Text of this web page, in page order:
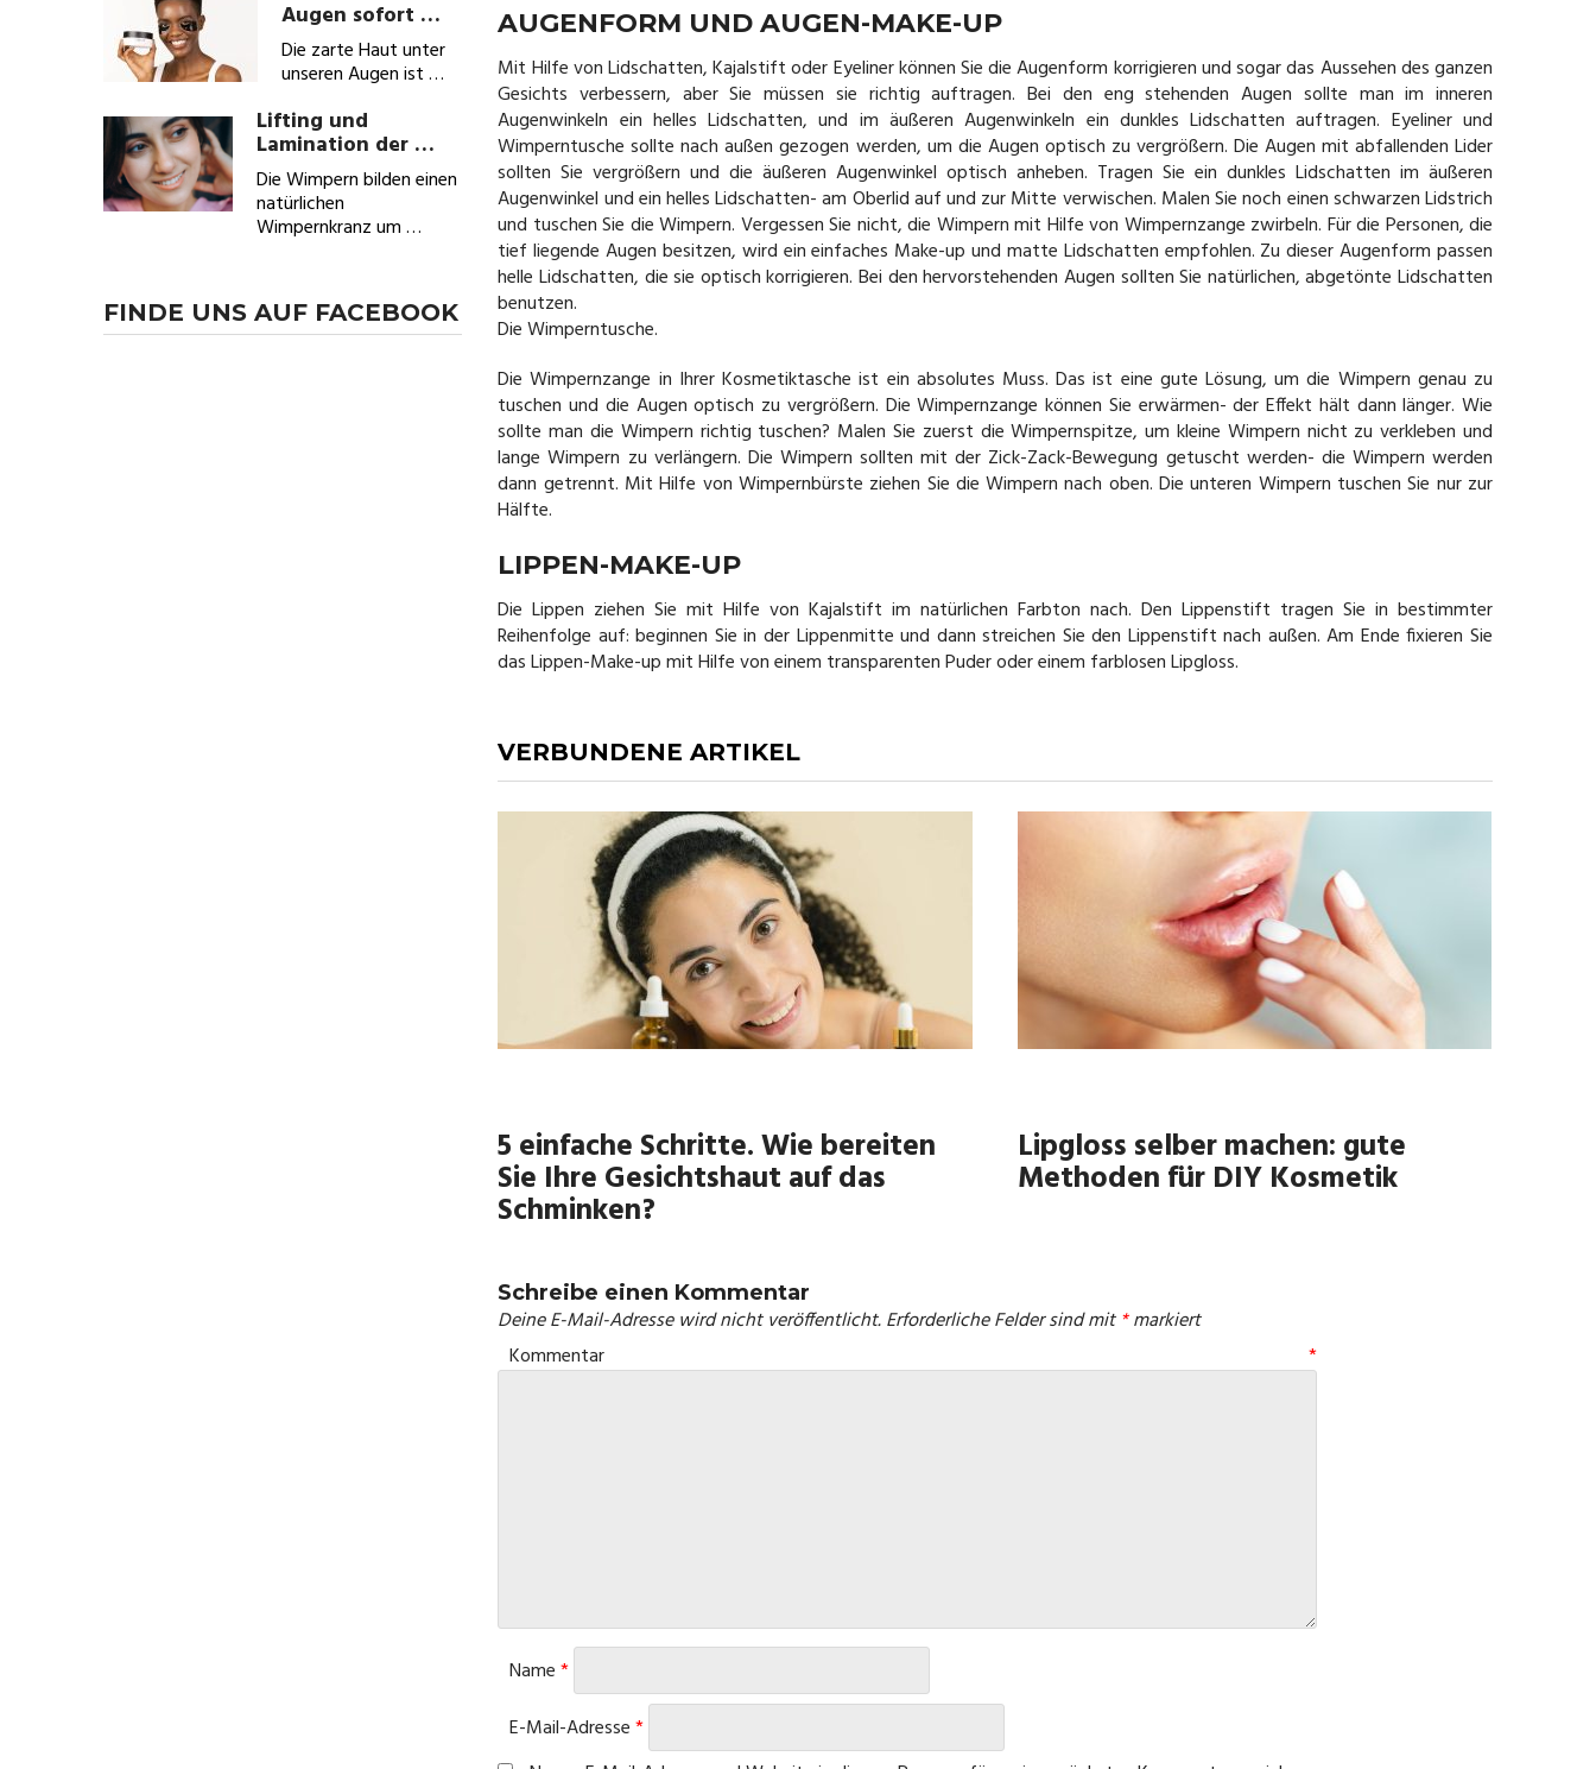
AUGENFORM UND AUGEN-MAKE-UP
Mit Hilfe von Lidschatten, Kajalstift oder Eyeliner können Sie die Augenform korrigieren und sogar das Aussehen des ganzen
Gesichts verbessern, aber Sie müssen sie richtig auftragen. Bei den eng stehenden Augen sollte man im inneren
Augenwinkeln ein helles Lidschatten, und im äußeren Augenwinkeln ein dunkles Lidschatten auftragen. Eyeliner und
Wimperntusche sollte nach außen gezogen werden, um die Augen optisch zu vergrößern. Die Augen mit abfallenden Lider
sollten Sie vergrößern und die äußeren Augenwinkel optisch anheben. Tragen Sie ein dunkles Lidschatten im äußeren
Augenwinkel und ein helles Lidschatten- am Oberlid auf und zur Mitte verwischen. Malen Sie noch einen schwarzen Lidstrich
und tuschen Sie die Wimpern. Vergessen Sie nicht, die Wimpern mit Hilfe von Wimpernzange zwirbeln. Für die Personen, die
tief liegende Augen besitzen, wird ein einfaches Make-up und matte Lidschatten empfohlen. Zu dieser Augenform passen
helle Lidschatten, die sie optisch korrigieren. Bei den hervorstehenden Augen sollten Sie natürlichen, abgetönte Lidschatten
benutzen.
Die Wimperntusche.
Die Wimpernzange in Ihrer Kosmetiktasche ist ein absolutes Muss. Das ist eine gute Lösung, um die Wimpern genau zu
tuschen und die Augen optisch zu vergrößern. Die Wimpernzange können Sie erwärmen- der Effekt hält dann länger. Wie
sollte man die Wimpern richtig tuschen? Malen Sie zuerst die Wimpernspitze, um kleine Wimpern nicht zu verkleben und
lange Wimpern zu verlängern. Die Wimpern sollten mit der Zick-Zack-Bewegung getuscht werden- die Wimpern werden
dann getrennt. Mit Hilfe von Wimpernbürste ziehen Sie die Wimpern nach oben. Die unteren Wimpern tuschen Sie nur zur
Hälfte.
LIPPEN-MAKE-UP
Die Lippen ziehen Sie mit Hilfe von Kajalstift im natürlichen Farbton nach. Den Lippenstift tragen Sie in bestimmter
Reihenfolge auf: beginnen Sie in der Lippenmitte und dann streichen Sie den Lippenstift nach außen. Am Ende fixieren Sie
das Lippen-Make-up mit Hilfe von einem transparenten Puder oder einem farblosen Lipgloss.
VERBUNDENE ARTIKEL
5 einfache Schritte. Wie bereiten
Sie Ihre Gesichtshaut auf das
Schminken?
Lipgloss selber machen: gute
Methoden für DIY Kosmetik
Schreibe einen Kommentar
Deine E-Mail-Adresse wird nicht veröffentlicht.Erforderliche Felder sind mit*markiert
Kommentar*
Name*
E-Mail-Adresse*
Augen sofort …
Die zarte Haut unter
unseren Augen ist …
Lifting und
Lamination der …
Die Wimpern bilden einen
natürlichen
Wimpernkranz um …
FINDE UNS AUF FACEBOOK